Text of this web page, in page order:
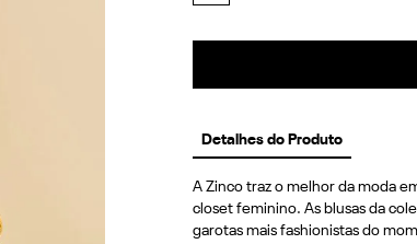
Detalhes do Produto
A Zinco traz o melhor da moda
closet feminino. As blusas da
garotas mais fashionistas do